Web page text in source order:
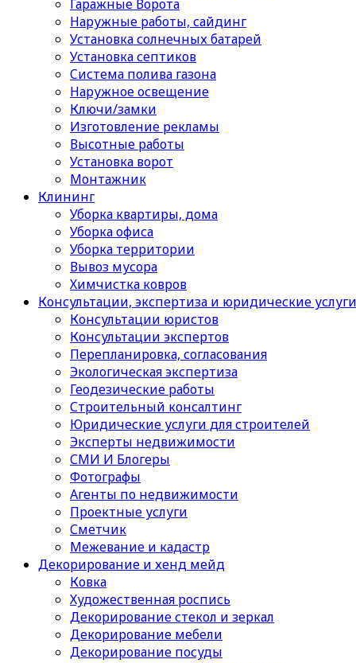
Гаражные Ворота
Наружные работы, сайдинг
Установка солнечных батарей
Установка септиков
Cистема полива газона
Наружное освещение
Ключи/замки
Изготовление рекламы
Высотные работы
Установка ворот
Монтажник
Клининг
Уборка квартиры, дома
Уборка офиса
Уборка территории
Вывоз мусора
Химчистка ковров
Консультации, экспертиза и юридические услуги
Консультации юристов
Консультации экспертов
Перепланировка, согласования
Экологическая экспертиза
Геодезические работы
Строительный консалтинг
Юридические услуги для строителей
Эксперты недвижимости
СМИ И Блогеры
Фотографы
Агенты по недвижимости
Проектные услуги
Сметчик
Межевание и кадастр
Декорирование и хенд мейд
Ковка
Художественная роспись
Декорирование стекол и зеркал
Декорирование мебели
Декорирование посуды